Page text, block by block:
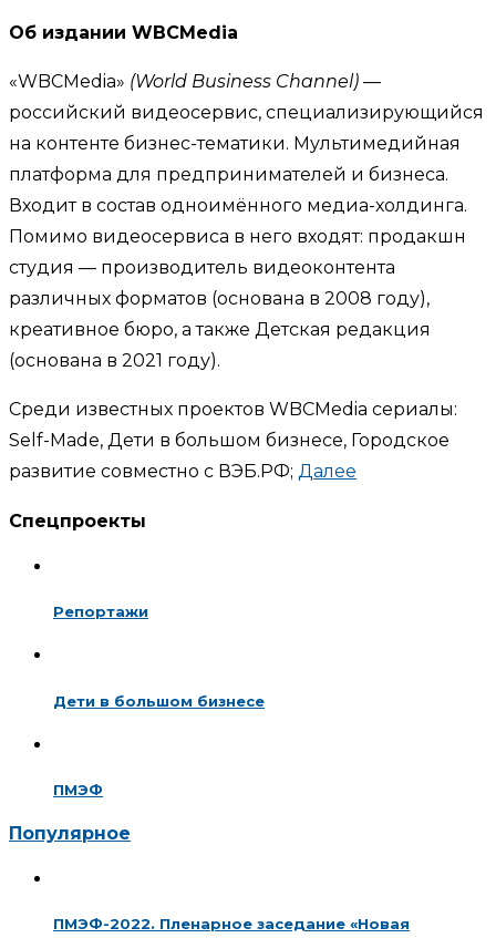
Об издании WBCMedia
«WBCMedia» (World Business Channel) —
российский видеосервис, специализирующийся
на контенте бизнес-тематики. Мультимедийная
платформа для предпринимателей и бизнеса.
Входит в состав одноимённого медиа-холдинга.
Помимо видеосервиса в него входят: продакшн
студия — производитель видеоконтента
различных форматов (основана в 2008 году),
креативное бюро, а также Детская редакция
(основана в 2021 году).
Среди известных проектов WBCMedia сериалы:
Self-Made, Дети в большом бизнесе, Городское
развитие совместно с ВЭБ.РФ; Далее
Спецпроекты
Репортажи
Дети в большом бизнесе
ПМЭФ
Популярное
ПМЭФ-2022. Пленарное заседание «Новая